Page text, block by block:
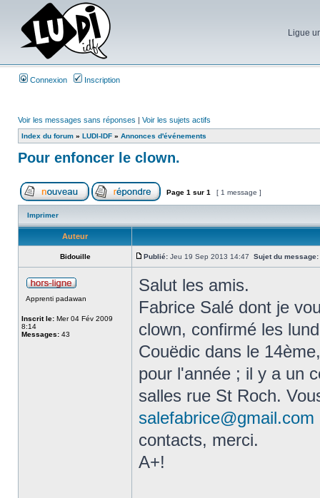
Ligue
Connexion Inscription
Voir les messages sans réponses | Voir les sujets actifs
Index du forum » LUDI-IDF » Annonces d'événements
Pour enfoncer le clown.
Page 1 sur 1 [ 1 message ]
Imprimer
Auteur
Bidouille Publié: Jeu 19 Sep 2013 14:47 Sujet du message:
Apprenti padawan
Inscrit le: Mer 04 Fév 2009
8:14
Messages: 43
Salut les amis.
Fabrice Salé dont je
clown, confirmé les
Couëdic dans le
pour l'année ; il y a un
salles rue St Roch.
salefabrice@gmail.com
contacts, merci.
A+!